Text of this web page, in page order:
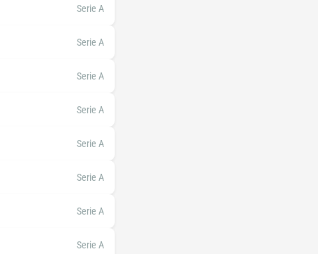
Serie A
Serie A
Serie A
Serie A
Serie A
Serie A
Serie A
Serie A